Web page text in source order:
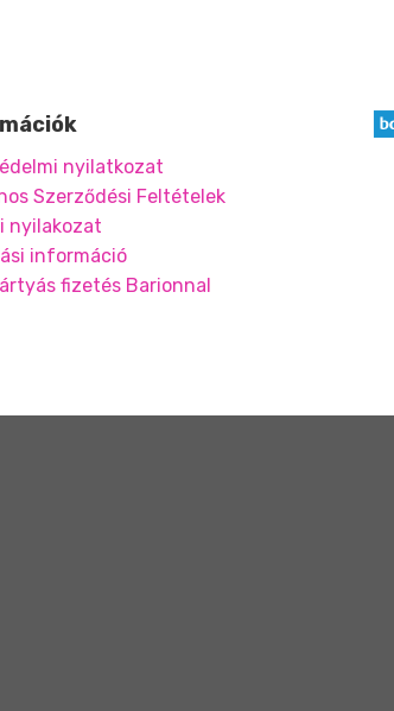
nyilatkozat
Szerződési Feltételek
nyilakozat
információ
fizetés Barionnal